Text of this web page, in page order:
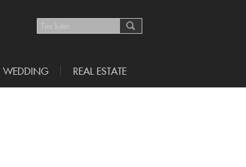
WEDDING REAL ESTATE